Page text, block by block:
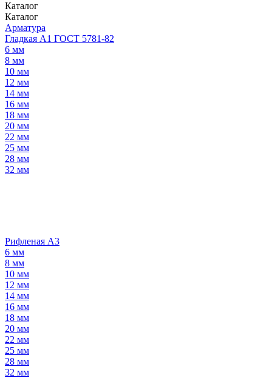
Каталог
Каталог
Арматура
Гладкая А1 ГОСТ 5781-82
6 мм
8 мм
10 мм
12 мм
14 мм
16 мм
18 мм
20 мм
22 мм
25 мм
28 мм
32 мм
Рифленая А3
6 мм
8 мм
10 мм
12 мм
14 мм
16 мм
18 мм
20 мм
22 мм
25 мм
28 мм
32 мм